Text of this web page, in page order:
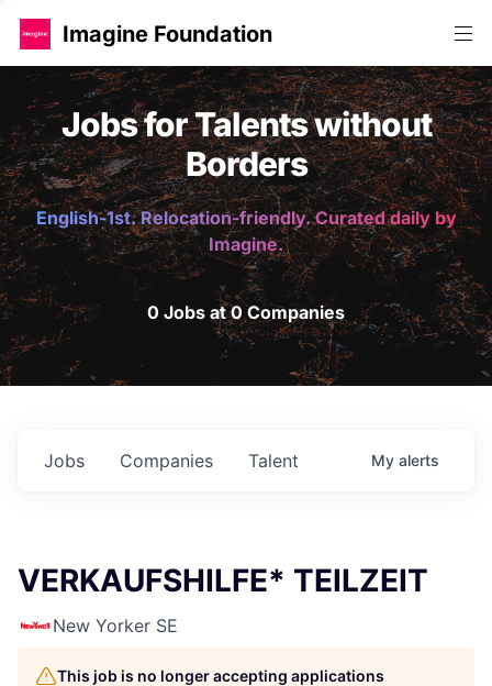
Imagine Foundation
Jobs for Talents without
Borders
English-1st. Relocation-friendly. Curated daily by
Imagine.
0 Jobs at 0 Companies
Jobs Companies Talent My alerts
VERKAUFSHILFE* TEILZEIT
New Yorker SE
This job is no longer accepting applications